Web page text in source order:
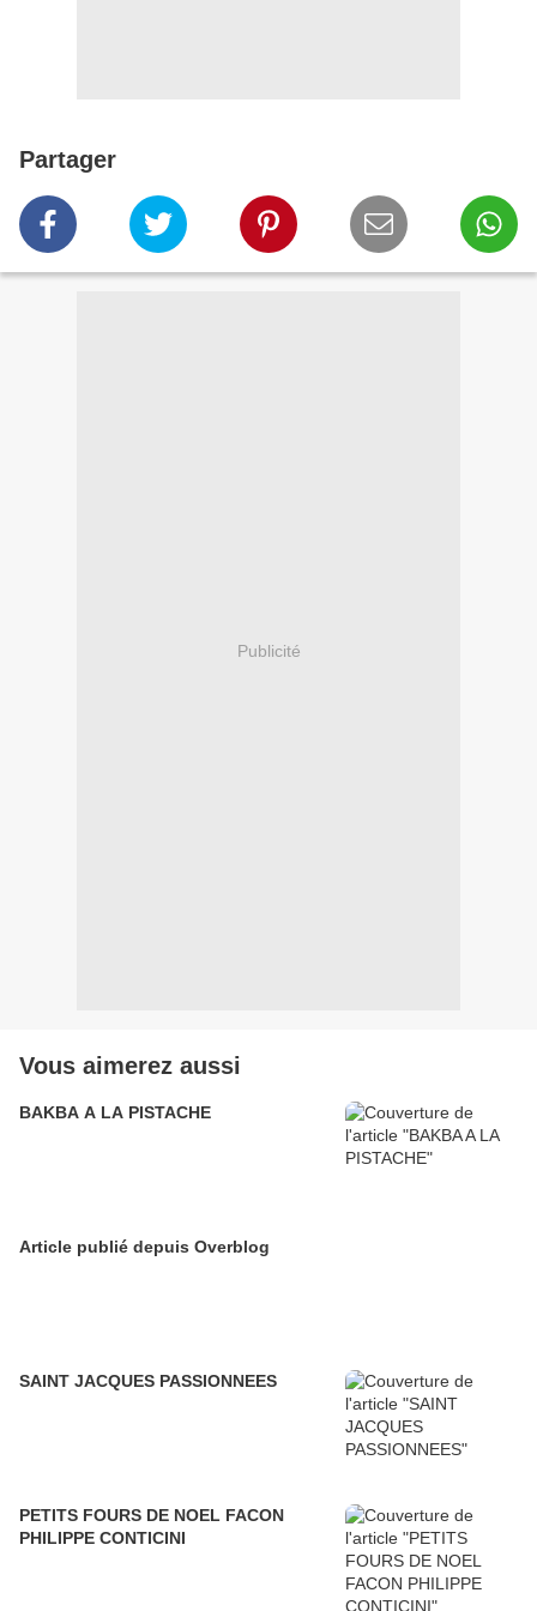
Partager
Publicité
Vous aimerez aussi
BAKBA A LA PISTACHE
Article publié depuis Overblog
SAINT JACQUES PASSIONNEES
PETITS FOURS DE NOEL FACON
PHILIPPE CONTICINI